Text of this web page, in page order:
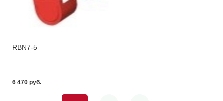
RBN7-5
6 470 pуб.